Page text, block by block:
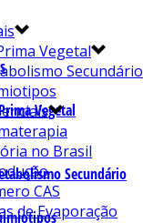
Vegetal
Secundário
Vegetal
Secundário
no Brasil
CAS
de Evaporação